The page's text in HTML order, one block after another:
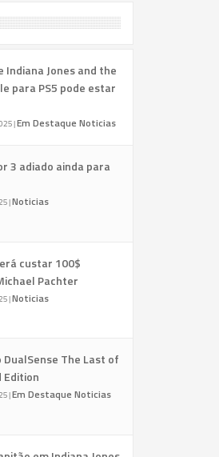
Indiana Jones and the
para PS5 pode estar
|Em Destaque Noticias
3 adiado ainda para
|Noticias
custar 100$
Pachter
|Noticias
DualSense The Last of
Edition
|Em Destaque Noticias